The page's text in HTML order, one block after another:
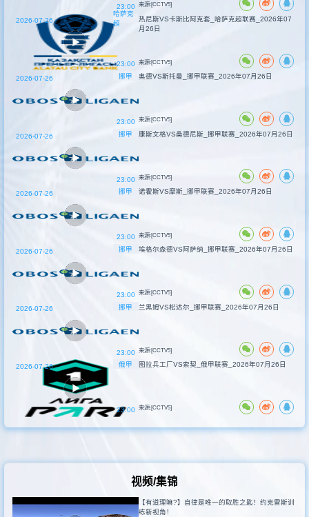
23:00 来源:[CCTV5]
哈萨克
超
23:00
2026-07-26
热尼斯VS卡斯比阿克套_哈萨克超联赛_2026年07
月26日
来源:[CCTV5]
挪甲
23:00
2026-07-26 奥德VS斯托曼_挪甲联赛_2026年07月26日
来源:[CCTV5]
挪甲
23:00
2026-07-26 康斯文格VS桑德尼斯_挪甲联赛_2026年07月26日
来源:[CCTV5]
挪甲
23:00
2026-07-26 诺霍斯VS摩斯_挪甲联赛_2026年07月26日
来源:[CCTV5]
挪甲
23:00
2026-07-26 埃格尔森德VS阿萨纳_挪甲联赛_2026年07月26日
来源:[CCTV5]
挪甲
23:00
2026-07-26 兰黑姆VS松达尔_挪甲联赛_2026年07月26日
来源:[CCTV5]
俄甲
23:00
2026-07-26 图拉兵工厂VS索契_俄甲联赛_2026年07月26日
来源:[CCTV5]
视频/集锦
【有道理嘛?】自律是唯一的取胜之匙！约克雷斯训
练新视角！